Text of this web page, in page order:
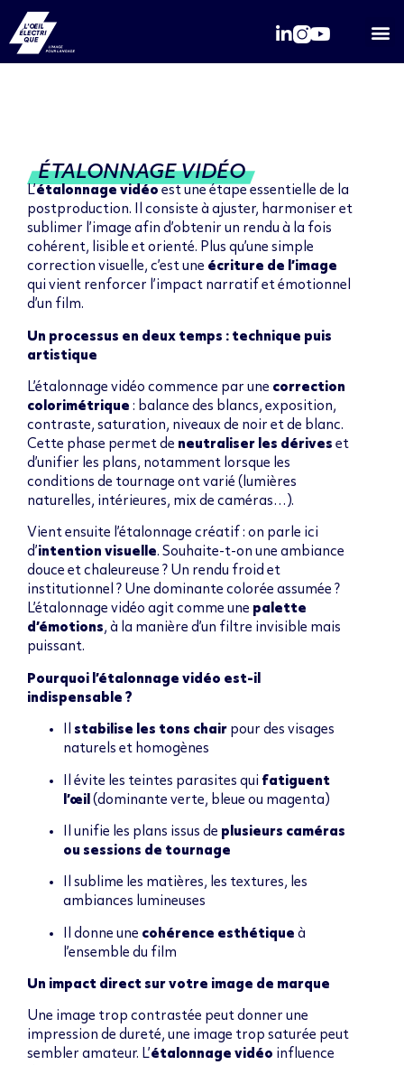
ÉTALONNAGE VIDÉO
L’étalonnage vidéo est une étape essentielle de la
postproduction. Il consiste à ajuster, harmoniser et
sublimer l’image afin d’obtenir un rendu à la fois
cohérent, lisible et orienté. Plus qu’une simple
correction visuelle, c’est une écriture de l’image
qui vient renforcer l’impact narratif et émotionnel
d’un film.
Un processus en deux temps : technique puis
artistique
L’étalonnage vidéo commence par une correction
colorimétrique : balance des blancs, exposition,
contraste, saturation, niveaux de noir et de blanc.
Cette phase permet de neutraliser les dérives et
d’unifier les plans, notamment lorsque les
conditions de tournage ont varié (lumières
naturelles, intérieures, mix de caméras…).
Vient ensuite l’étalonnage créatif : on parle ici
d’intention visuelle. Souhaite-t-on une ambiance
douce et chaleureuse ? Un rendu froid et
institutionnel ? Une dominante colorée assumée ?
L’étalonnage vidéo agit comme une palette
d’émotions, à la manière d’un filtre invisible mais
puissant.
Pourquoi l’étalonnage vidéo est-il
indispensable ?
stabilise les tons chair pour des visages
naturels et homogènes
Il évite les teintes parasites qui fatiguent
l’œil (dominante verte, bleue ou magenta)
Il unifie les plans issus de plusieurs caméras
ou sessions de tournage
Il sublime les matières, les textures, les
ambiances lumineuses
Il donne une cohérence esthétique à
l’ensemble du film
Un impact direct sur votre image de marque
Une image trop contrastée peut donner une
impression de dureté, une image trop saturée peut
sembler amateur. L’étalonnage vidéo influence